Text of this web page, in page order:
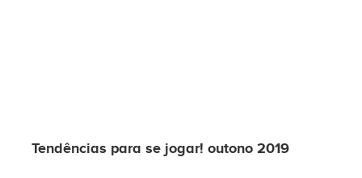
Tendências para se jogar! outono 2019